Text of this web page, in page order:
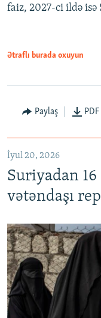
Auto
faiz, 2027-ci ildə isə
Ətraflı burada oxuyun
Paylaş PDF
İyul 20, 2026
Suriyadan
vətəndaşı